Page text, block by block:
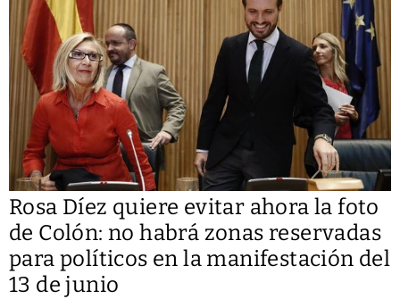
Rosa Díez quiere evitar ahora la foto
de Colón: no habrá zonas reservadas
para políticos en la manifestación del
13 de junio